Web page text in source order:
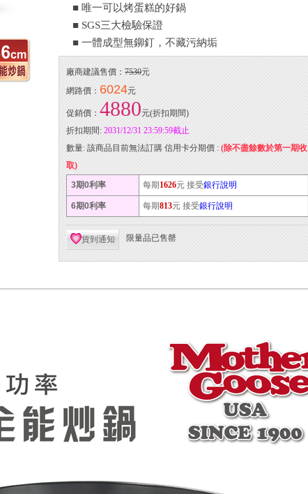
■ 唯一可以烤蛋糕的好鍋
■ SGS三大檢驗保證
■ 一體成型無鉚釘，不藏污納垢
廠商建議售價： 7530元
網路價： 6024元
促銷價： 4880元(折扣期間)
折扣期間: 2031/12/31 23:59:59截止
數量: 該商品目前無法訂購 信用卡分期價 : (除不盡餘數於第一期收
取)
3期0利率
每期 1626元 接受銀行說明
6期0利率 每期813元 接受銀行說明
貨到通知 限量品已售罄